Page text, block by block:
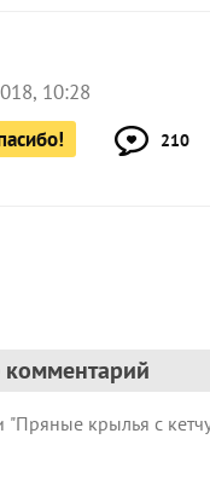
10:28
210
комментарий